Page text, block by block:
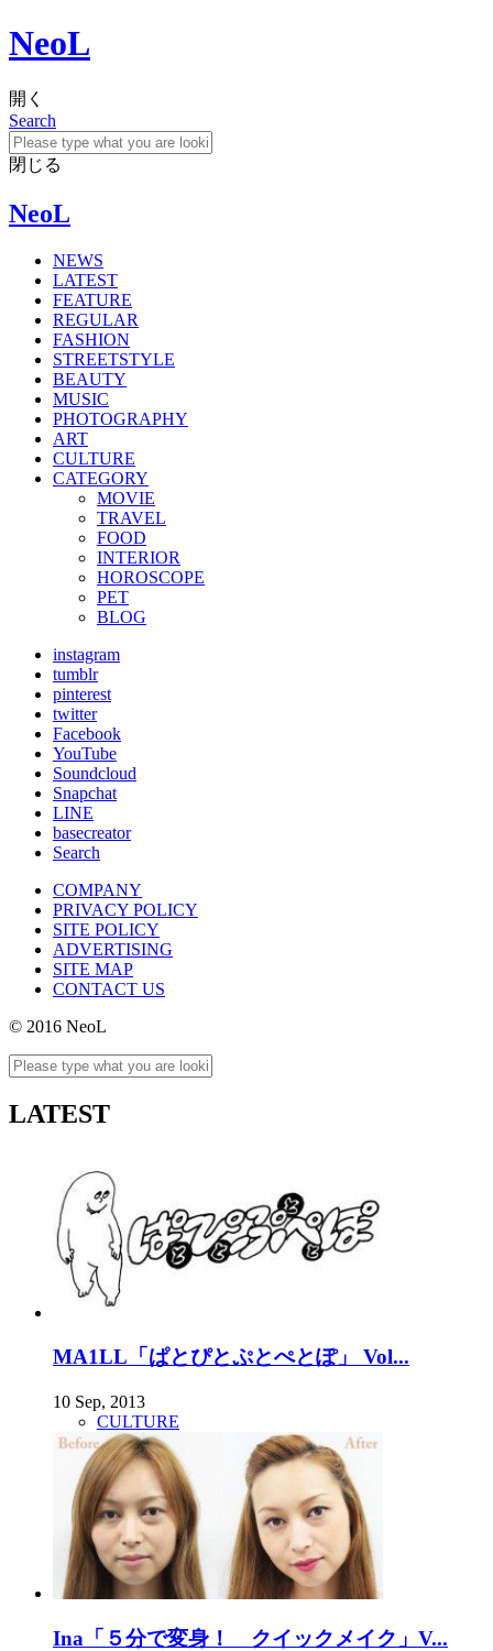
NeoL
開く
Search
閉じる
NeoL
NEWS
LATEST
FEATURE
REGULAR
FASHION
STREETSTYLE
BEAUTY
MUSIC
PHOTOGRAPHY
ART
CULTURE
CATEGORY
MOVIE
TRAVEL
FOOD
INTERIOR
HOROSCOPE
PET
BLOG
instagram
tumblr
pinterest
twitter
Facebook
YouTube
Soundcloud
Snapchat
LINE
basecreator
Search
COMPANY
PRIVACY POLICY
SITE POLICY
ADVERTISING
SITE MAP
CONTACT US
© 2016 NeoL
LATEST
MA1LL「ぱとぴとぷとぺとぽ」 Vol...
10 Sep, 2013
CULTURE
Ina「５分で変身！ クイックメイク」V...